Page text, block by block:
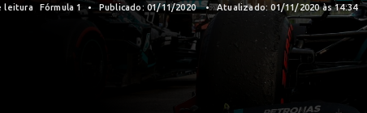
leitura Fórmula 1 Publicado: 01/11/2020 Atualizado: 01/11/2020 às 14:34